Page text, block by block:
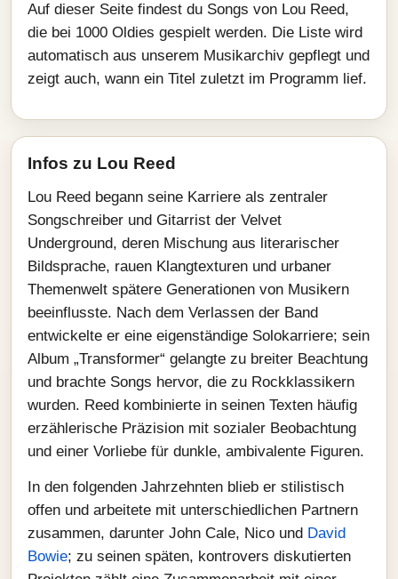
Auf dieser Seite findest du Songs von Lou Reed,
die bei 1000 Oldies gespielt werden. Die Liste wird
automatisch aus unserem Musikarchiv gepflegt und
zeigt auch, wann ein Titel zuletzt im Programm lief.
Infos zu Lou Reed
Lou Reed begann seine Karriere als zentraler
Songschreiber und Gitarrist der Velvet
Underground, deren Mischung aus literarischer
Bildsprache, rauen Klangtexturen und urbaner
Themenwelt spätere Generationen von Musikern
beeinflusste. Nach dem Verlassen der Band
entwickelte er eine eigenständige Solokarriere; sein
Album „Transformer“ gelangte zu breiter Beachtung
und brachte Songs hervor, die zu Rockklassikern
wurden. Reed kombinierte in seinen Texten häufig
erzählerische Präzision mit sozialer Beobachtung
und einer Vorliebe für dunkle, ambivalente Figuren.
In den folgenden Jahrzehnten blieb er stilistisch
offen und arbeitete mit unterschiedlichen Partnern
zusammen, darunter John Cale, Nico und David
Bowie; zu seinen späten, kontrovers diskutierten